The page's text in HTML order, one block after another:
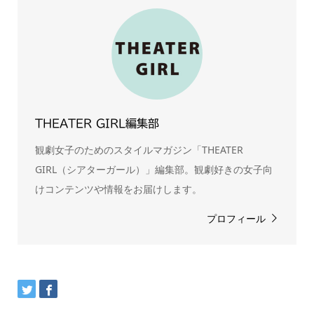
THEATER GIRL編集部
観劇女子のためのスタイルマガジン「THEATER
GIRL（シアターガール）」編集部。観劇好きの女子向
けコンテンツや情報をお届けします。
プロフィール